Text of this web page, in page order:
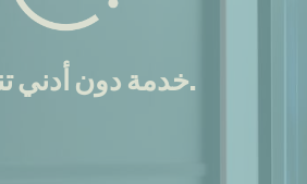
خدمة دون أدني تنازلات.